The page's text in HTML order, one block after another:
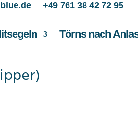
+49 761 38 42 72 95
Törns nach